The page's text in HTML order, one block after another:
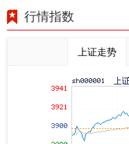
行情指数
上证走势